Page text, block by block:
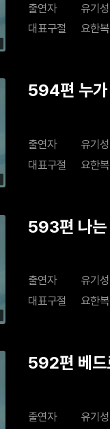
출연자
유기
대표구절
요한
594편 누가
출연자
유기
대표구절
요한
593편 나는
출연자
유기
대표구절
요한
592편 베드
출연자
유기